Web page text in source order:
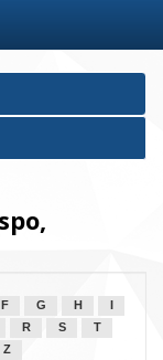
F G H
R S
T
Z